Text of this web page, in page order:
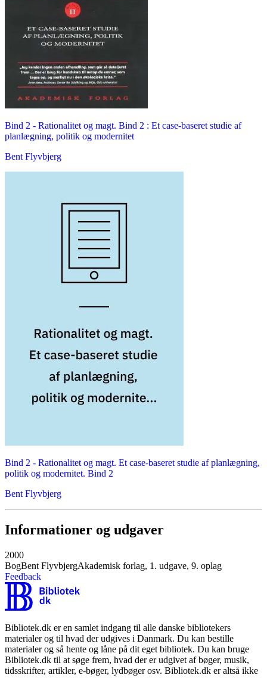
Bind 2 - Rationalitet og magt. Bind 2 : Et case-baseret studie af
planlægning, politik og modernitet
Bent Flyvbjerg
Bind 2 - Rationalitet og magt. Et case-baseret studie af planlægning,
politik og modernitet. Bind 2
Bent Flyvbjerg
Informationer og udgaver
2000
BogBent FlyvbjergAkademisk forlag, 1. udgave, 9. oplag
Feedback
Bibliotek.dk er en samlet indgang til alle danske bibliotekers
materialer og til hvad der udgives i Danmark. Du kan bestille
materialer og så hente og låne på dit eget bibliotek. Du kan bruge
Bibliotek.dk til at søge frem, hvad der er udgivet af bøger, musik,
tidsskrifter, artikler, e-bøger, lydbøger osv. Bibliotek.dk er altså ikke